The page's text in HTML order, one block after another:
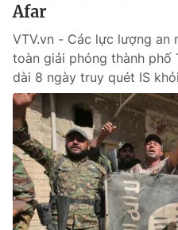
Afar
VTV.vn - Các lực lượng an
toàn giải phóng thành phố
dài 8 ngày truy quét IS